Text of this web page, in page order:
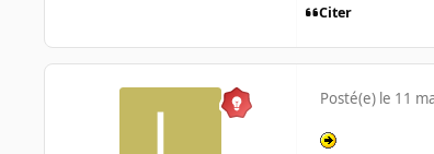
Citer
Posté(e) le 11